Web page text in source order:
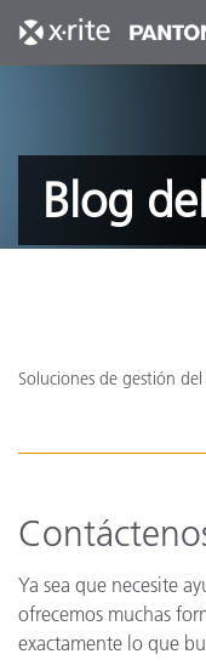
Blog
Soluciones de gestión
Ya sea que necesite
ofrecemos muchas
exactamente lo que